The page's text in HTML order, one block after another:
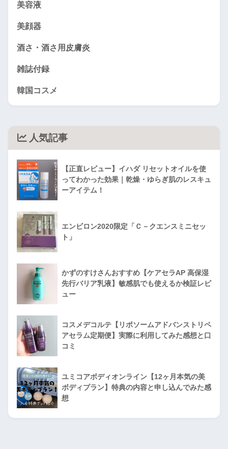
美容液
美顔器
酒さ・酒さ用皮膚炎
雑誌付録
韓国コスメ
人気記事
【正直レビュー】イハダ リセットオイルを使
ってわかった効果｜乾燥・ゆらぎ肌のレスキュ
ーアイテム！
エンビロン2020限定「Ｃ－クエンスミニセッ
ト」
かずのすけさんおすすめ【ケアセラAP 高保湿
先行バリア乳液】敏感肌でも使えるか検証レビ
ュー
コスメデコルテ【リポソームアドバンストリペ
アセラム定期便】実際に利用してみた感想と口
コミ
ユミコアボディオンライン【12ヶ月本気の美
ボディプラン】特典の内容と申し込んでみた感
想